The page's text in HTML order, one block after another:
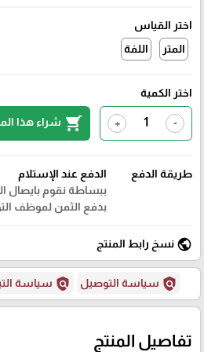
اختر القياس
المتر
اللفة
اختر الكمية
-
+
shopping_cart شراء هذا
طريقة الدفع
الدفع عند الإستلام
ببساطة نقوم بايصال
بدفع الثمن لموظف
public نسخ رابط المنتج
policy سياسة التوصيل policy سياسة
تفاصيل المنتج